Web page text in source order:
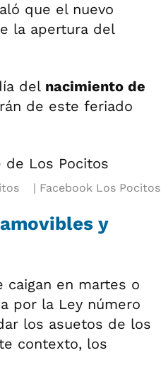
que el nuevo
la apertura del
del nacimiento de
de este feriado
Facebook Los Pocitos
y
caigan en martes o
por la Ley número
los asuetos de los
contexto, los